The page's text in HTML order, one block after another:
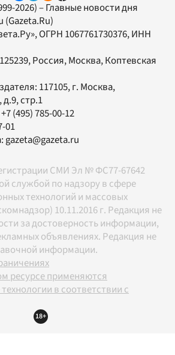
2026) – Главные новости дня
(Gazeta.Ru)
, ОГРН 1067761730376, ИНН
Россия, Москва, Коптевская
117105, г. Москва,
стр.1
+7 (495) 785-00-12
01
gazeta@gazeta.ru
СМИ Эл № ФС77-67642
службой по надзору в сфере
технологий и массовых
10.11.2016 г. Редакция не
за достоверность информации,
объявлениях. Редакция не
информации.
ресурсе применяются
в соответствии с
18+